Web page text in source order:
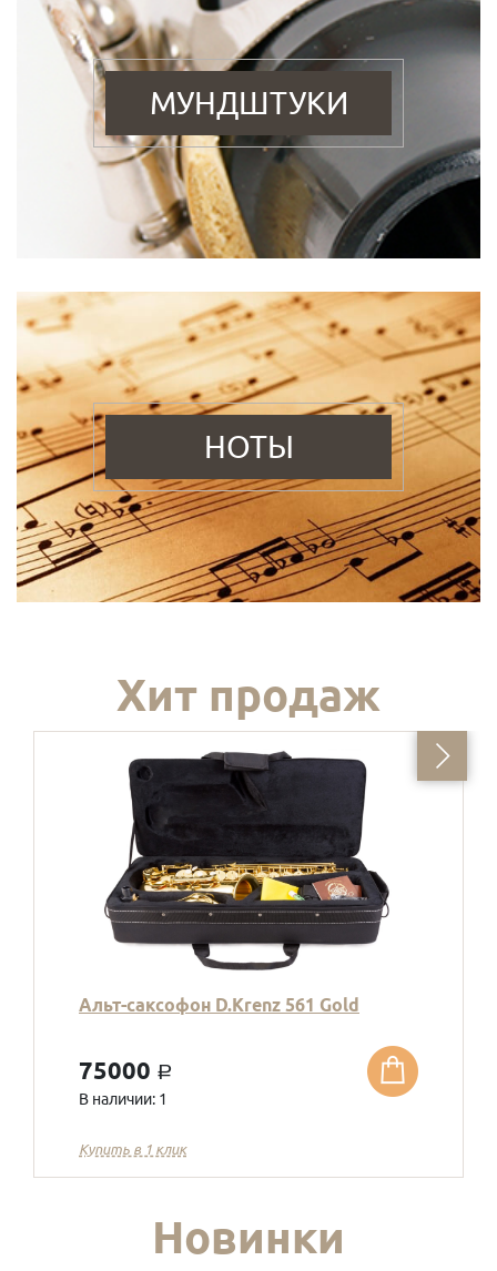
МУНДШТУКИ
НОТЫ
Хит продаж
Альт-саксофон D.Krenz 561 Gold
75000 a
В наличии: 1
Купить в 1 клик
Новинки